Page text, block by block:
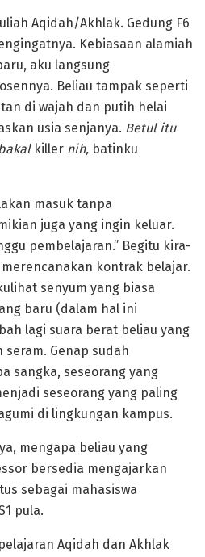
Aqidah/Akhlak. Gedung F6
Kebiasaan alamiah
aku langsung
Beliau tampak seperti
di wajah dan putih helai
usia senjanya. Betul itu
killer nih, batinku
masuk tanpa
juga yang ingin keluar.
pembelajaran.” Begitu kira-
kontrak belajar.
senyum yang biasa
baru (dalam hal ini
lagi suara berat beliau yang
Genap sudah
sangka, seseorang yang
seseorang yang paling
di lingkungan kampus.
mengapa beliau yang
bersedia mengajarkan
sebagai mahasiswa
pula.
Aqidah dan Akhlak